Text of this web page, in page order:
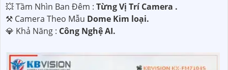
💥 Tầm Nhìn Ban Đêm : Từng Vị Trí Camera .
⚒ Camera Theo Mẫu Dome Kim loại.
️💎 Khả Năng : Công Nghệ AI.